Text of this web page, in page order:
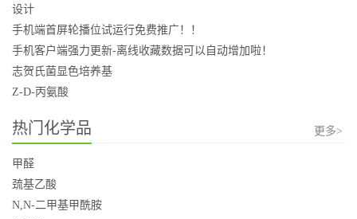
设计
手机端首屏轮播位试运行免费推广！！
手机客户端强力更新-离线收藏数据可以自动增加啦！
志贺氏菌显色培养基
Z-D-丙氨酸
热门化学品 更多>
甲醛
巯基乙酸
N,N-二甲基甲酰胺